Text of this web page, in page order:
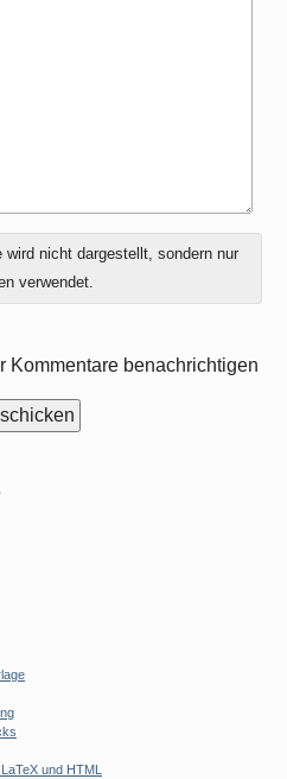
wird nicht dargestellt, sondern nur
verwendet.
Kommentare benachrichtigen
und HTML